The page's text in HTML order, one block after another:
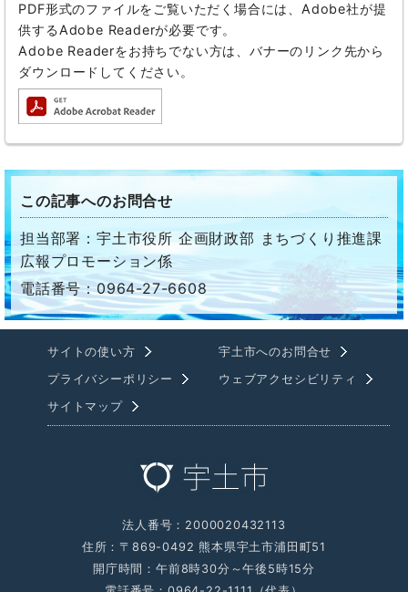
PDF形式のファイルをご覧いただく場合には、Adobe社が提
供するAdobe Readerが必要です。
Adobe Readerをお持ちでない方は、バナーのリンク先から
ダウンロードしてください。
この記事へのお問合せ
担当部署：宇土市役所 企画財政部 まちづくり推進課
広報プロモーション係
電話番号：0964-27-6608
サイトの使い方
宇土市へのお問合せ
プライバシーポリシー
ウェブアクセシビリティ
サイトマップ
法人番号：2000020432113
住所：〒869-0492 熊本県宇土市浦田町51
開庁時間：午前8時30分～午後5時15分